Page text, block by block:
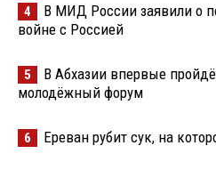
4
В МИД России заявили о
войне с Россией
5
В Абхазии впервые
молодёжный форум
6 Ереван рубит сук, на